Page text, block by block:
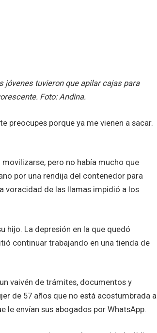
jóvenes tuvieron que apilar cajas para
Foto: Andina.
preocupes porque ya me vienen a sacar.
pero no había mucho que
por una rendija del contenedor para
voracidad de las llamas impidió a los
hijo. La depresión en la que quedó
continuar trabajando en una tienda de
vaivén de trámites, documentos y
de 57 años que no está acostumbrada a
le envían sus abogados por WhatsApp.